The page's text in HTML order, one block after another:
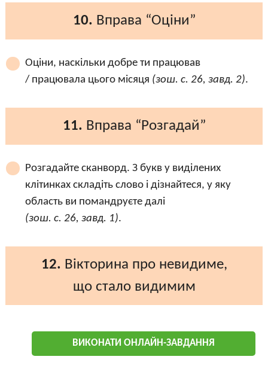
10. Вправа “Оціни”
Оціни, наскільки добре ти працював
/ працювала цього місяця (зош. с. 26, завд. 2).
11. Вправа “Розгадай”
Розгадайте сканворд. З букв у виділених
клітинках складіть слово і дізнайтеся, у яку
область ви помандруєте далі
(зош. с. 26, завд. 1).
12. Вікторина про невидиме,
що стало видимим
ВИКОНАТИ ОНЛАЙН-ЗАВДАННЯ